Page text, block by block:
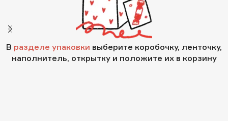
В разделе упаковки выберите коробочку, ленточку,
наполнитель, открытку и положите их в корзину